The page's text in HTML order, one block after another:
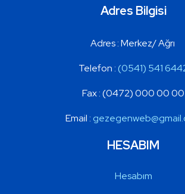
Adres Bilgisi
Adres : Merkez/ Ağrı
Telefon :(0541) 541
Fax :(0472) 000 00 00
Email :
HESABIM
Hesabım